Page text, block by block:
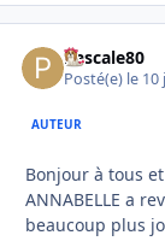
Pascale80
Posté(e) le 10
AUTEUR
Bonjour à tous
ANNABELLE a
beaucoup plus